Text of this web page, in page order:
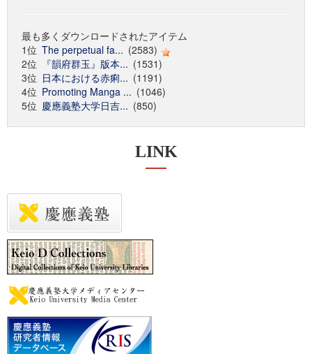
最も多くダウンロードされたアイテム
1位 The perpetual fa... (2583)
2位
『韻府群玉』版本... (1531)
3位 日本における赤痢... (1191)
4位 Promoting Manga ... (1046)
5位 慶應義塾大学日吉... (850)
LINK